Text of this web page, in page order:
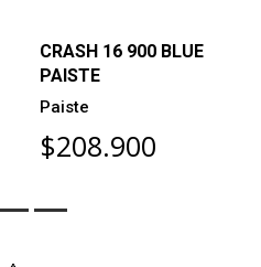
CRASH 16 900 BLUE
PAISTE
Paiste
$208.900